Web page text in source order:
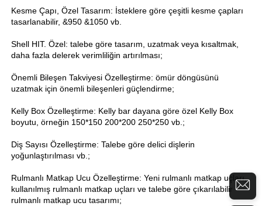
Kesme Çapı, Özel Tasarım: İsteklere göre çeşitli kesme çapları
tasarlanabilir, &950 &1050 vb.
Shell HIT. Özel: talebe göre tasarım, uzatmak veya kısaltmak,
daha fazla delerek verimliliğin artırılması;
Önemli Bileşen Takviyesi Özelleştirme: ömür döngüsünü
uzatmak için önemli bileşenleri güçlendirme;
Kelly Box Özelleştirme: Kelly bar dayana göre özel Kelly Box
boyutu, örneğin 150*150 200*200 250*250 vb.;
Diş Sayısı Özelleştirme: Talebe göre delici dişlerin
yoğunlaştırılması vb.;
Rulmanlı Matkap Ucu Özelleştirme: Yeni rulmanlı matkap uçları,
kullanılmış rulmanlı matkap uçları ve talebe göre çıkarılabilir
rulmanlı matkap ucu tasarımı;